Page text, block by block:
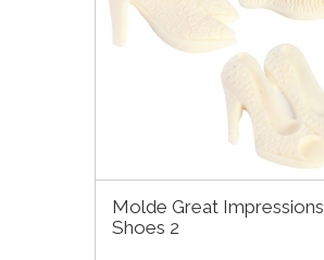
Molde Great Impressions
Shoes 2